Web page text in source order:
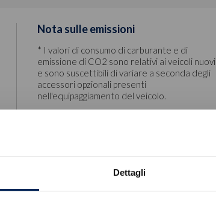
Dettagli
Nota sulle emissioni
* I valori di consumo di carburante e di
emissione di CO2 sono relativi ai veicoli nuovi
e sono suscettibili di variare a seconda degli
accessori opzionali presenti
nell'equipaggiamento del veicolo.